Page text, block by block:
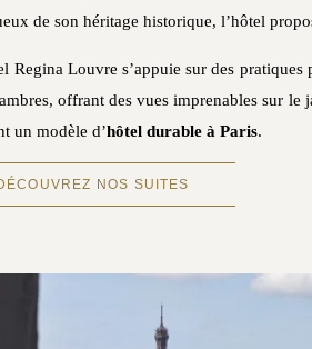
de son héritage historique, l’hôtel
Regina Louvre s’appuie sur des
offrant des vues imprenables sur
un modèle d’hôtel durable à Paris.
NOS SUITES